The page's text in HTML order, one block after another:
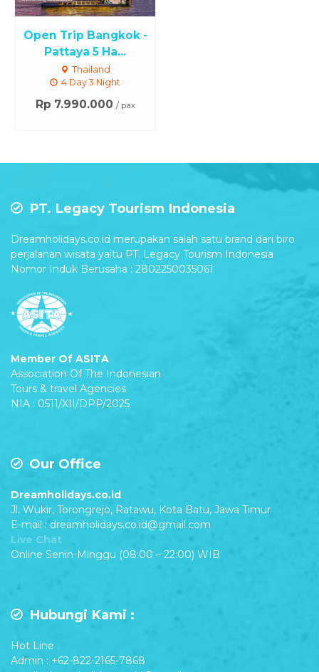
Open Trip Bangkok -
Pattaya 5 Ha...
Thailand
4 Day 3 Night
Rp 7.990.000 / pax
PT. Legacy Tourism Indonesia
Dreamholidays.co.id merupakan salah satu brand dari biro
perjalanan wisata yaitu PT. Legacy Tourism Indonesia
Nomor Induk Berusaha : 2802250035061
Member Of ASITA
Association Of The Indonesian
Tours & travel Agencies
NIA : 0511/XII/DPP/2025
Our Office
Dreamholidays.co.id
Jl. Wukir, Torongrejo, Ratawu, Kota Batu, Jawa Timur
E-mail : dreamholidays.co.id@gmail.com
Live Chat
Online Senin-Minggu (08:00 – 22:00) WIB
Hubungi Kami :
Hot Line :
Admin : +62-822-2165-7868